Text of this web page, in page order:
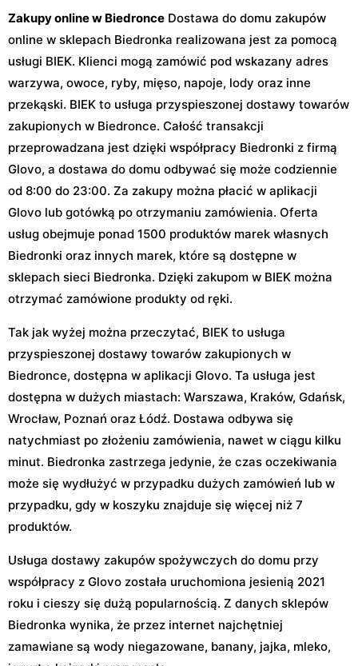
Zakupy online w Biedronce Dostawa do domu zakupów
online w sklepach Biedronka realizowana jest za pomocą
usługi BIEK. Klienci mogą zamówić pod wskazany adres
warzywa, owoce, ryby, mięso, napoje, lody oraz inne
przekąski. BIEK to usługa przyspieszonej dostawy towarów
zakupionych w Biedronce. Całość transakcji
przeprowadzana jest dzięki współpracy Biedronki z firmą
Glovo, a dostawa do domu odbywać się może codziennie
od 8:00 do 23:00. Za zakupy można płacić w aplikacji
Glovo lub gotówką po otrzymaniu zamówienia. Oferta
usług obejmuje ponad 1500 produktów marek własnych
Biedronki oraz innych marek, które są dostępne w
sklepach sieci Biedronka. Dzięki zakupom w BIEK można
otrzymać zamówione produkty od ręki.
Tak jak wyżej można przeczytać, BIEK to usługa
przyspieszonej dostawy towarów zakupionych w
Biedronce, dostępna w aplikacji Glovo. Ta usługa jest
dostępna w dużych miastach: Warszawa, Kraków, Gdańsk,
Wrocław, Poznań oraz Łódź. Dostawa odbywa się
natychmiast po złożeniu zamówienia, nawet w ciągu kilku
minut. Biedronka zastrzega jedynie, że czas oczekiwania
może się wydłużyć w przypadku dużych zamówień lub w
przypadku, gdy w koszyku znajduje się więcej niż 7
produktów.
Usługa dostawy zakupów spożywczych do domu przy
współpracy z Glovo została uruchomiona jesienią 2021
roku i cieszy się dużą popularnością. Z danych sklepów
Biedronka wynika, że przez internet najchętniej
zamawiane są wody niegazowane, banany, jajka, mleko,